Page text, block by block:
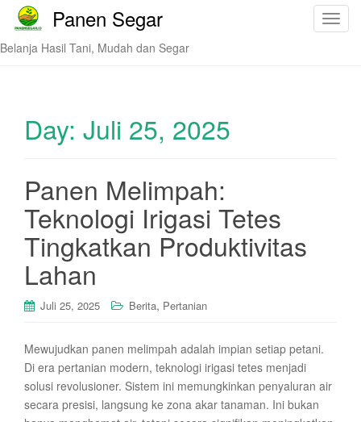
T
Panen Segar
Belanja Hasil Tani, Mudah dan Segar
Day: Juli 25, 2025
Panen Melimpah:
Teknologi Irigasi Tetes
Tingkatkan Produktivitas
Lahan
Juli 25, 2025 Berita, Pertanian
Mewujudkan panen melimpah adalah impian setiap petani.
Di era pertanian modern, teknologi irigasi tetes menjadi
solusi revolusioner. Sistem ini memungkinkan penyaluran air
secara presisi, langsung ke zona akar tanaman. Ini bukan